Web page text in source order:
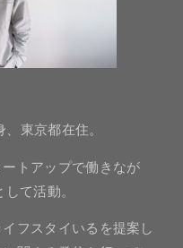
東京都在住。
トアップで働きなが
て活動。
フスタイいるを提案し